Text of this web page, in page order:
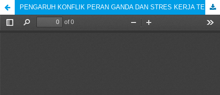
PENGARUH KONFLIK PERAN GANDA DAN STRES KERJA TERHADAP KINERJA KARYAWATI PT. PERKEBUNAN NUSANTARA V